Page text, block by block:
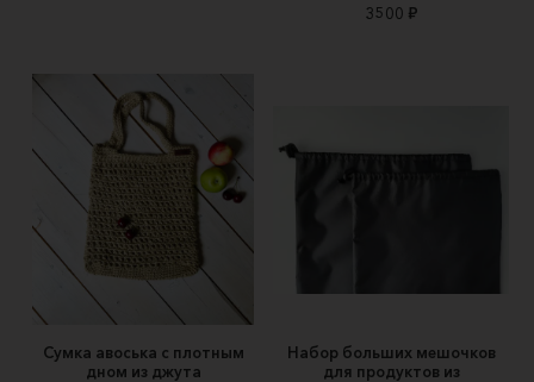
3500 ₽
Сумка авоська с плотным
дном из джута
Набор больших мешочков
для продуктов из